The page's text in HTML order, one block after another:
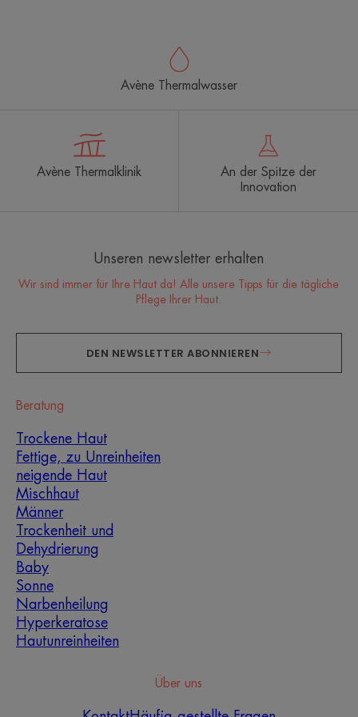
Avène Thermalwasser
Avène Thermalklinik
An der Spitze der
Innovation
Unseren newsletter erhalten
Wir sind immer für Ihre Haut da! Alle unsere Tipps für die tägliche
Pflege Ihrer Haut.
DEN NEWSLETTER ABONNIEREN
Beratung
Trockene Haut
Fettige, zu Unreinheiten
neigende Haut
Mischhaut
Männer
Trockenheit und
Dehydrierung
Baby
Sonne
Narbenheilung
Hyperkeratose
Hautunreinheiten
Über uns